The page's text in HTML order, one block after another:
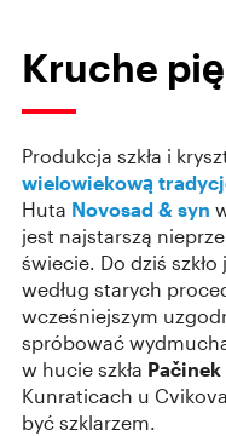
Kruche
Produkcja szkła i
wielowiekową
Huta Novosad & syn
jest najstarszą
świecie. Do dziś
według starych
wcześniejszym
spróbować
w hucie szkła Pačinek
Kunraticach u
być szklarzem.